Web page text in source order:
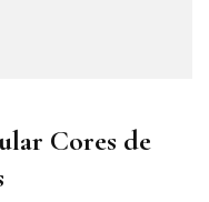
Cores de